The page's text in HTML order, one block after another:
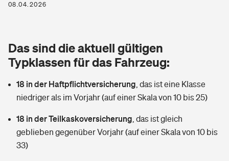
Rentenrechner: Wie viel Geld bekomme ich im Alter?
Wer versichert was: Jetzt Versicherer finden
Wärmepumpen versichern
Vermieterrrechtsschutz
Mietkautionsversicherung
Zur Übersicht
Kinderunfall­ver­si­che­rung
Reiseversicherung
Tierkrankenversicherung
Zur Übersicht
Tools
08.04.2026
Das sind die aktuell gültigen
Typklassen für das Fahrzeug:
18 in der Haftpflichtversicherung das ist eine Klasse
niedriger als im Vorjahr (auf einer Skala von 10 bis 25)
18 in der Teilkaskoversicherung das ist gleich
geblieben gegenüber Vorjahr (auf einer Skala von 10 bis
33)